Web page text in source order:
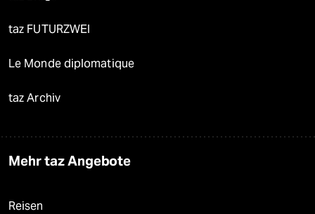
taz FUTURZWEI
Le Monde diplomatique
taz Archiv
Mehr taz Angebote
Reisen